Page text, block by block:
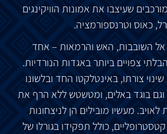
שעיצבו את אמונות הוויקינגים
כאוס וטרנספורמציה.
אל השובבות, האש והרמאות – אחד
צפויים ביותר באגדות הנורדיות.
שינוי צורתו, באינטלקטו החד ובלשונו
וגם בוגד באלים, ומטשטש ללא הרף את
לאויב. מעשיו מובילים הן לניצחונות
קטסטרופליים, כולל תפקידו בגורלו של